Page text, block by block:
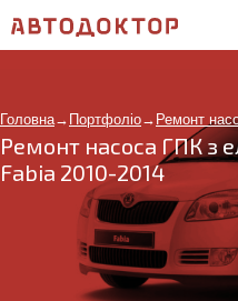
Головна→ Портфоліо→ Ремонт
Ремонт насоса ГПК з
Fabia 2010-2014